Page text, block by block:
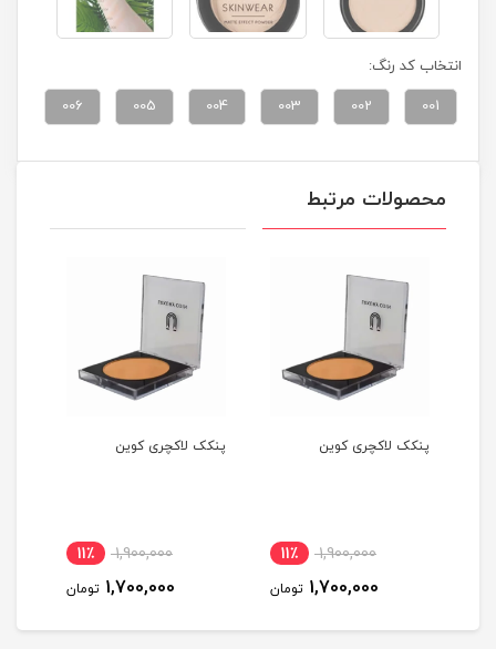
انتخاب کد رنگ:
001
002
003
004
005
006
محصولات مرتبط
پنکک لاکچری کوین
1,900,000 11٪
1,700,000 تومان
پنکک لاکچری کوین
1,900,000 11٪
1,700,000 تومان